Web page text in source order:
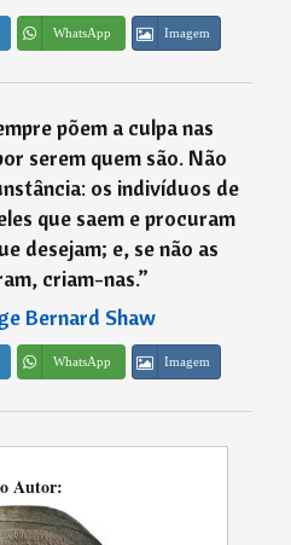
WhatsApp Imagem
põem a culpa nas
serem quem são. Não
os indivíduos de
que saem e procuram
desejam; e, se não as
criam-nas.”
Bernard Shaw
WhatsApp Imagem
Autor: